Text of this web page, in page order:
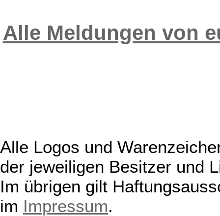
Alle Meldungen von
Alle Logos und
der jeweiligen Besitzer und
Im übrigen gilt
im Impressum.